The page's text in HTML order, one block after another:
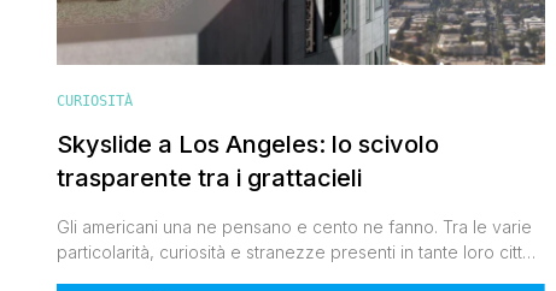
CURIOSITÀ
Skyslide a Los Angeles: lo scivolo
trasparente tra i grattacieli
Gli americani una ne pensano e cento ne fanno. Tra le varie
particolarità, curiosità e stranezze presenti in tante loro città,